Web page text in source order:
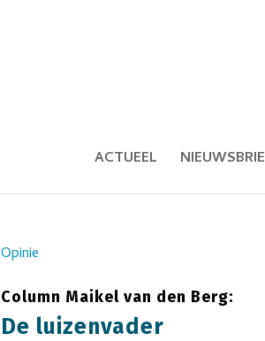
ACTUEEL
Opinie
Column Maikel van den Berg:
De luizenvader